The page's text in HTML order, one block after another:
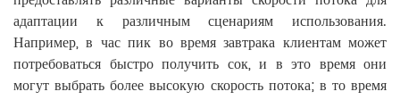
адаптации к различным сценариям использования.
Например, в час пик во время завтрака клиентам может
потребоваться быстро получить сок, и в это время они
могут выбрать более высокую скорость потока; в то время